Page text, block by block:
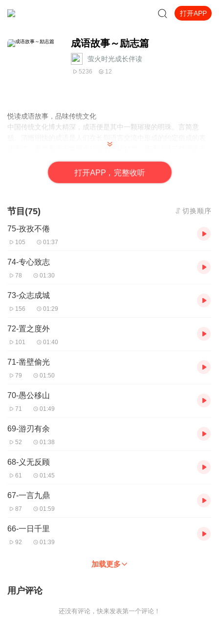
打开APP
成语故事～励志篇
萤火时光成长伴读
5236 12
悦读成语故事，品味传统文化
中国传统文化博大精深，成语便是其中一颗璀璨的明珠。言简意
达方式，是华夏五千年历史积淀的文化精华。成语经过了时间的千
锤百炼，具有深刻的思想内涵和丰富的表现力。学习并掌握成语，
不仅利于语言学习，还能有效地提升我们的人文修养。
打开APP，完整收听
节目(75) 切换顺序
75-孜孜不倦
105 01:37
74-专心致志
78 01:30
73-众志成城
156 01:29
72-置之度外
101 01:40
71-凿壁偷光
79 01:50
70-愚公移山
71 01:49
69-游刃有余
52 01:38
68-义无反顾
61 01:45
67-一言九鼎
87 01:59
66-一日千里
92 01:39
加载更多
用户评论
还没有评论，快来发表第一个评论！